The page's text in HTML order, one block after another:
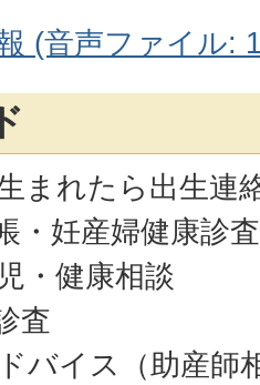
(音声ファイル:
まれたら出生連
・妊産婦健康診
・健康相談
査
バイス（助産師